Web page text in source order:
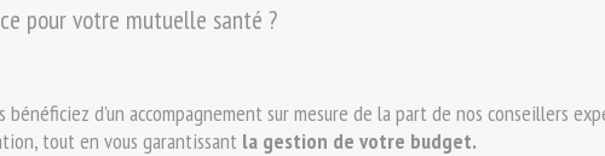
pour votre mutuelle santé ?
bénéficiez d'un accompagnement sur mesure de la part de nos conseillers
tout en vous garantissant la gestion de votre budget.